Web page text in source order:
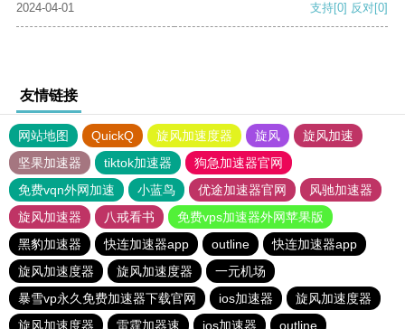
2024-04-01
支持[0] 反对[0]
友情链接
网站地图 QuickQ 旋风加速度器 旋风
旋风加速
坚果加速器
tiktok加速器
狗急加速器官网
免费vqn外网加速
小蓝鸟 优途加速器官网
风驰加速器
旋风加速器
八戒看书
免费vps加速器外网苹果版
黑豹加速器
快连加速器app outline
快连加速器app
旋风加速度器
旋风加速度器
一元机场
暴雪vp永久免费加速器下载官网
ios加速器
旋风加速度器
旋风加速度器
雷霆加器速 ios加速器 outline